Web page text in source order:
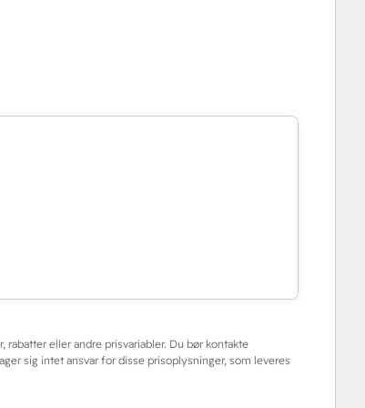
eller andre prisvariabler. Du bør kontakte
sig intet ansvar for disse prisoplysninger, som leveres